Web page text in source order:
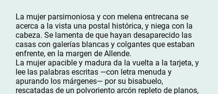
La mujer parsimoniosa y con melena entrecana se
acerca a la vista una postal histórica, y niega con la
cabeza. Se lamenta de que hayan desaparecido las
casas con galerías blancas y colgantes que estaban
enfrente, en la margen de Allende.
La mujer apacible y madura da la vuelta a la tarjeta, y
lee las palabras escritas —con letra menuda y
apurando los márgenes— por su bisabuelo,
rescatadas de un polvoriento arcón repleto de planos,